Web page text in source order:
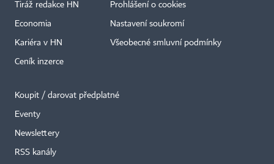
Tiráž redakce HN
Economia
Kariéra v HN
Ceník inzerce
Prohlášení o cookies
Nastavení soukromí
Všeobecné smluvní podmínky
Koupit / darovat předplatné
Eventy
Newslettery
RSS kanály